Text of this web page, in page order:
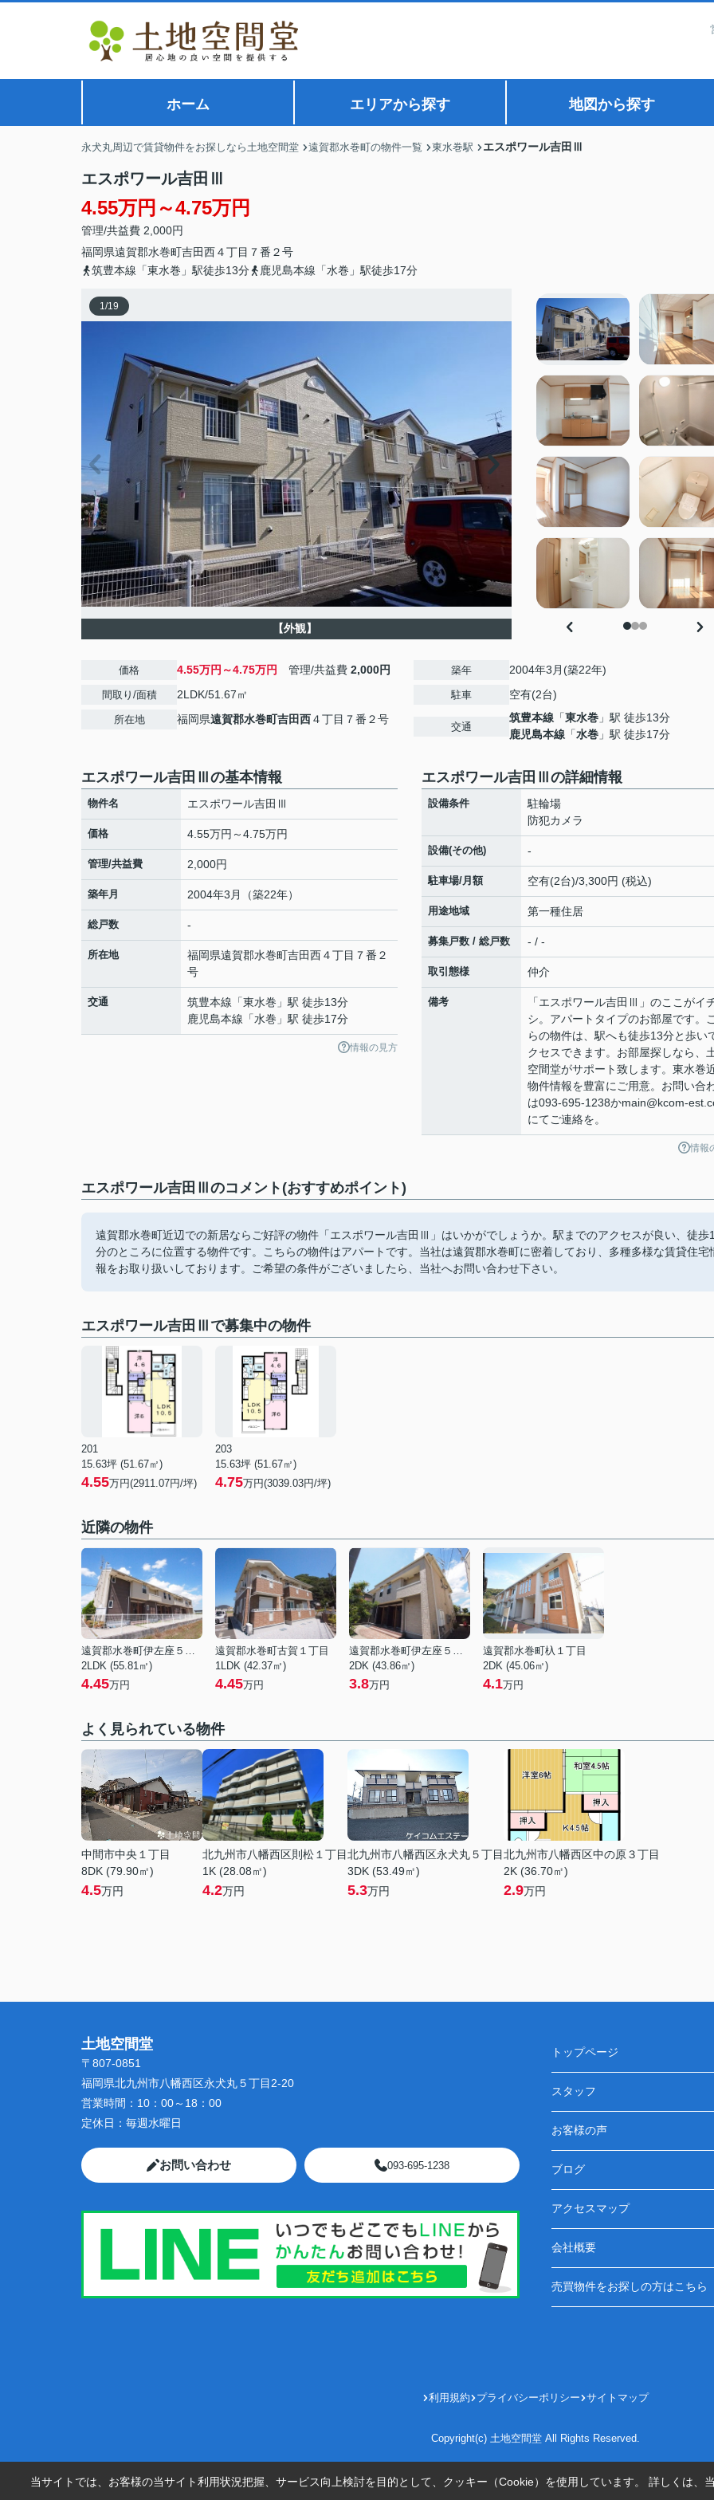
ホーム エリアから探す 地図から探す
永犬丸周辺で賃貸物件をお探しなら土地空間堂 遠賀郡水巻町の物件一覧 東水巻駅 エスポワール吉田Ⅲ
エスポワール吉田Ⅲ
4.55万円～4.75万円
管理/共益費 2,000円
福岡県遠賀郡水巻町吉田西４丁目７番２号
筑豊本線「東水巻」駅徒歩13分
鹿児島本線「水巻」駅徒歩17分
1/19
【外観】
価格 4.55万円～4.75万円 管理/共益費 2,000円
間取り/面積 2LDK/51.67㎡
所在地 福岡県遠賀郡水巻町吉田西４丁目７番２号
築年 2004年3月(築22年)
駐車 空有(2台)
交通
筑豊本線 「東水巻 」駅 徒歩13分
鹿児島本線 「水巻 」駅 徒歩17分
エスポワール吉田Ⅲの基本情報
物件名 エスポワール吉田Ⅲ
価格 4.55万円～4.75万円
管理/共益費 2,000円
築年月 2004年3月（築22年）
総戸数 -
所在地 福岡県遠賀郡水巻町吉田西４丁目７番２
号
交通 筑豊本線 「東水巻 」駅 徒歩13分
鹿児島本線 「水巻 」駅 徒歩17分
情報の見方
エスポワール吉田Ⅲの詳細情報
設備条件
駐輪場
防犯カメラ
設備(その他) -
駐車場/月額 空有(2台)/3,300円 (税込)
用途地域 第一種住居
募集戸数 / 総戸数 - / -
取引態様 仲介
備考
「エスポワール吉田Ⅲ」のここがイ
シ。アパートタイプのお部屋です。
らの物件は、駅へも徒歩13分と歩い
クセスできます。お部屋探しなら、
空間堂がサポート致します。東水巻
物件情報を豊富にご用意。お問い合
は093-695-1238かmain@kcom-
にてご連絡を。
情報
エスポワール吉田Ⅲのコメント(おすすめポイント)
遠賀郡水巻町近辺での新居ならご好評の物件「エスポワール吉田Ⅲ」はいかがでしょうか。駅までのアクセスが良い、徒歩
分のところに位置する物件です。こちらの物件はアパートです。当社は遠賀郡水巻町に密着しており、多種多様な賃貸住宅
報をお取り扱いしております。ご希望の条件がございましたら、当社へお問い合わせ下さい。
エスポワール吉田Ⅲで募集中の物件
201
15.63坪 (51.67㎡)
4.55万円(2911.07円/坪)
203
15.63坪 (51.67㎡)
4.75万円(3039.03円/坪)
近隣の物件
遠賀郡水巻町伊左座５丁目
2LDK (55.81㎡)
4.45万円
遠賀郡水巻町古賀１丁目
1LDK (42.37㎡)
4.45万円
遠賀郡水巻町伊左座５丁目
2DK (43.86㎡)
3.8万円
遠賀郡水巻町杁１丁目
2DK (45.06㎡)
4.1万円
よく見られている物件
中間市中央１丁目
8DK (79.90㎡)
4.5万円
北九州市八幡西区則松１丁目
1K (28.08㎡)
4.2万円
北九州市八幡西区永犬丸５丁目
3DK (53.49㎡)
5.3万円
北九州市八幡西区中の原３丁目
2K (36.70㎡)
2.9万円
土地空間堂
〒807-0851
福岡県北九州市八幡西区永犬丸５丁目2-20
営業時間： 10：00～18：00
定休日： 毎週水曜日
お問い合わせ 093-695-1238
トップページ
スタッフ
お客様の声
ブログ
アクセスマップ
会社概要
売買物件をお探しの方はこちら
利用規約 プライバシーポリシー サイトマップ
Copyright(c) 土地空間堂 All Rights Reserved.
当サイトでは、お客様の当サイト利用状況把握、サービス向上検討を目的として、クッキー（Cookie）を使用しています。 詳しくは、